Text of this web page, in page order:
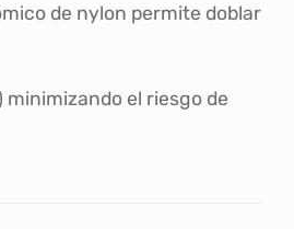
de nylon permite doblar
el riesgo de